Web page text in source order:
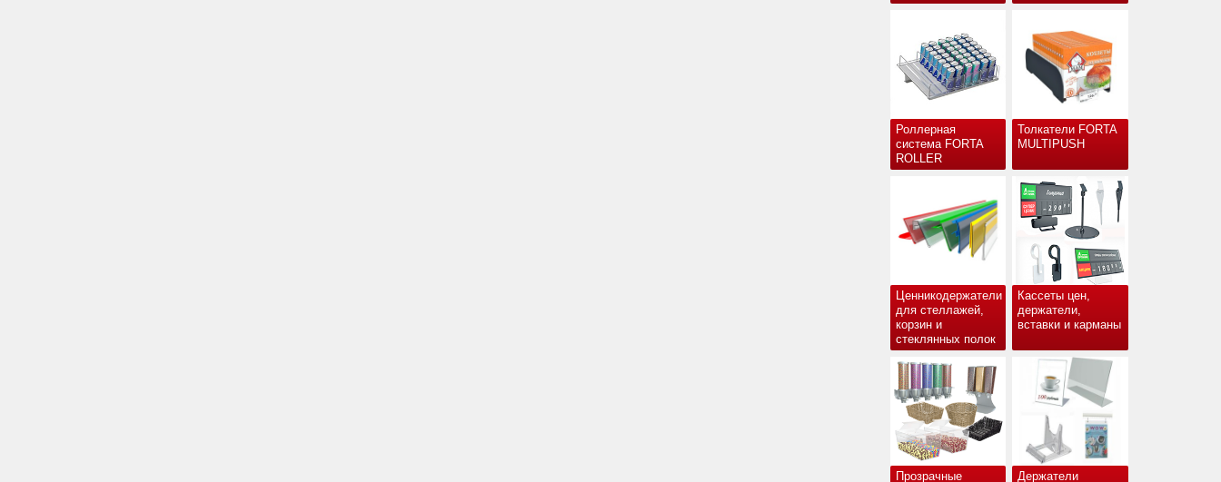
Роллерная
система FORTA
ROLLER
Толкатели FORTA
MULTIPUSH
Ценникодержатели
для стеллажей,
корзин и
стеклянных полок
Кассеты цен,
держатели,
вставки и карманы
Прозрачные Держатели